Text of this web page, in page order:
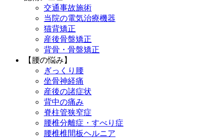
交通事故施術
当院の電気治療機器
猫背矯正
産後骨盤矯正
背骨・骨盤矯正
【腰の悩み】
ぎっくり腰
坐骨神経痛
産後の諸症状
背中の痛み
脊柱管狭窄症
腰椎分離症・すべり症
腰椎椎間板ヘルニア